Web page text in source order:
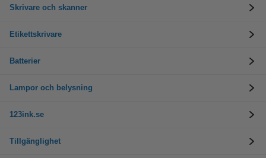
Skrivare och skanner
Etikettskrivare
Batterier
Lampor och belysning
123ink.se
Tillgänglighet